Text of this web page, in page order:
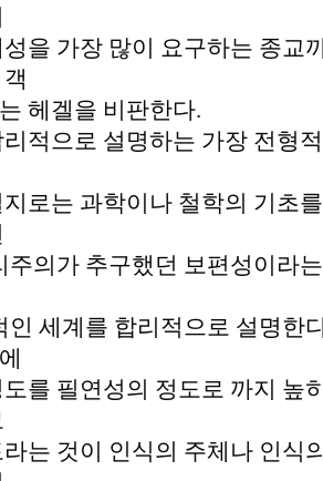
을 가장 많이 요구하는 종교
헤겔을 비판한다.
적으로 설명하는 가장 전형
로는 과학이나 철학의 기초
주의가 추구했던 보편성이라
인 세계를 합리적으로 설명한
를 필연성의 정도로 까지 높
는 것이 인식의 주체나 인식